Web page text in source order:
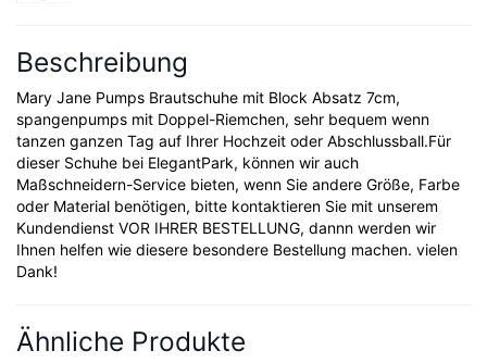
Beschreibung
Mary Jane Pumps Brautschuhe mit Block Absatz 7cm,
spangenpumps mit Doppel-Riemchen, sehr bequem wenn
tanzen ganzen Tag auf Ihrer Hochzeit oder Abschlussball.Für
dieser Schuhe bei ElegantPark, können wir auch
Maßschneidern-Service bieten, wenn Sie andere Größe, Farbe
oder Material benötigen, bitte kontaktieren Sie mit unserem
Kundendienst VOR IHRER BESTELLUNG, dannn werden wir
Ihnen helfen wie diesere besondere Bestellung machen. vielen
Dank!
Ähnliche Produkte